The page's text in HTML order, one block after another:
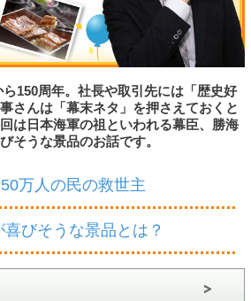
150周年。社長や取引先には「歴史好
さんは「幕末ネタ」を押さえておくと
は日本海軍の祖といわれる幕臣、勝海
そうな景品のお話です。
万人の民の救世主
喜びそうな景品とは？